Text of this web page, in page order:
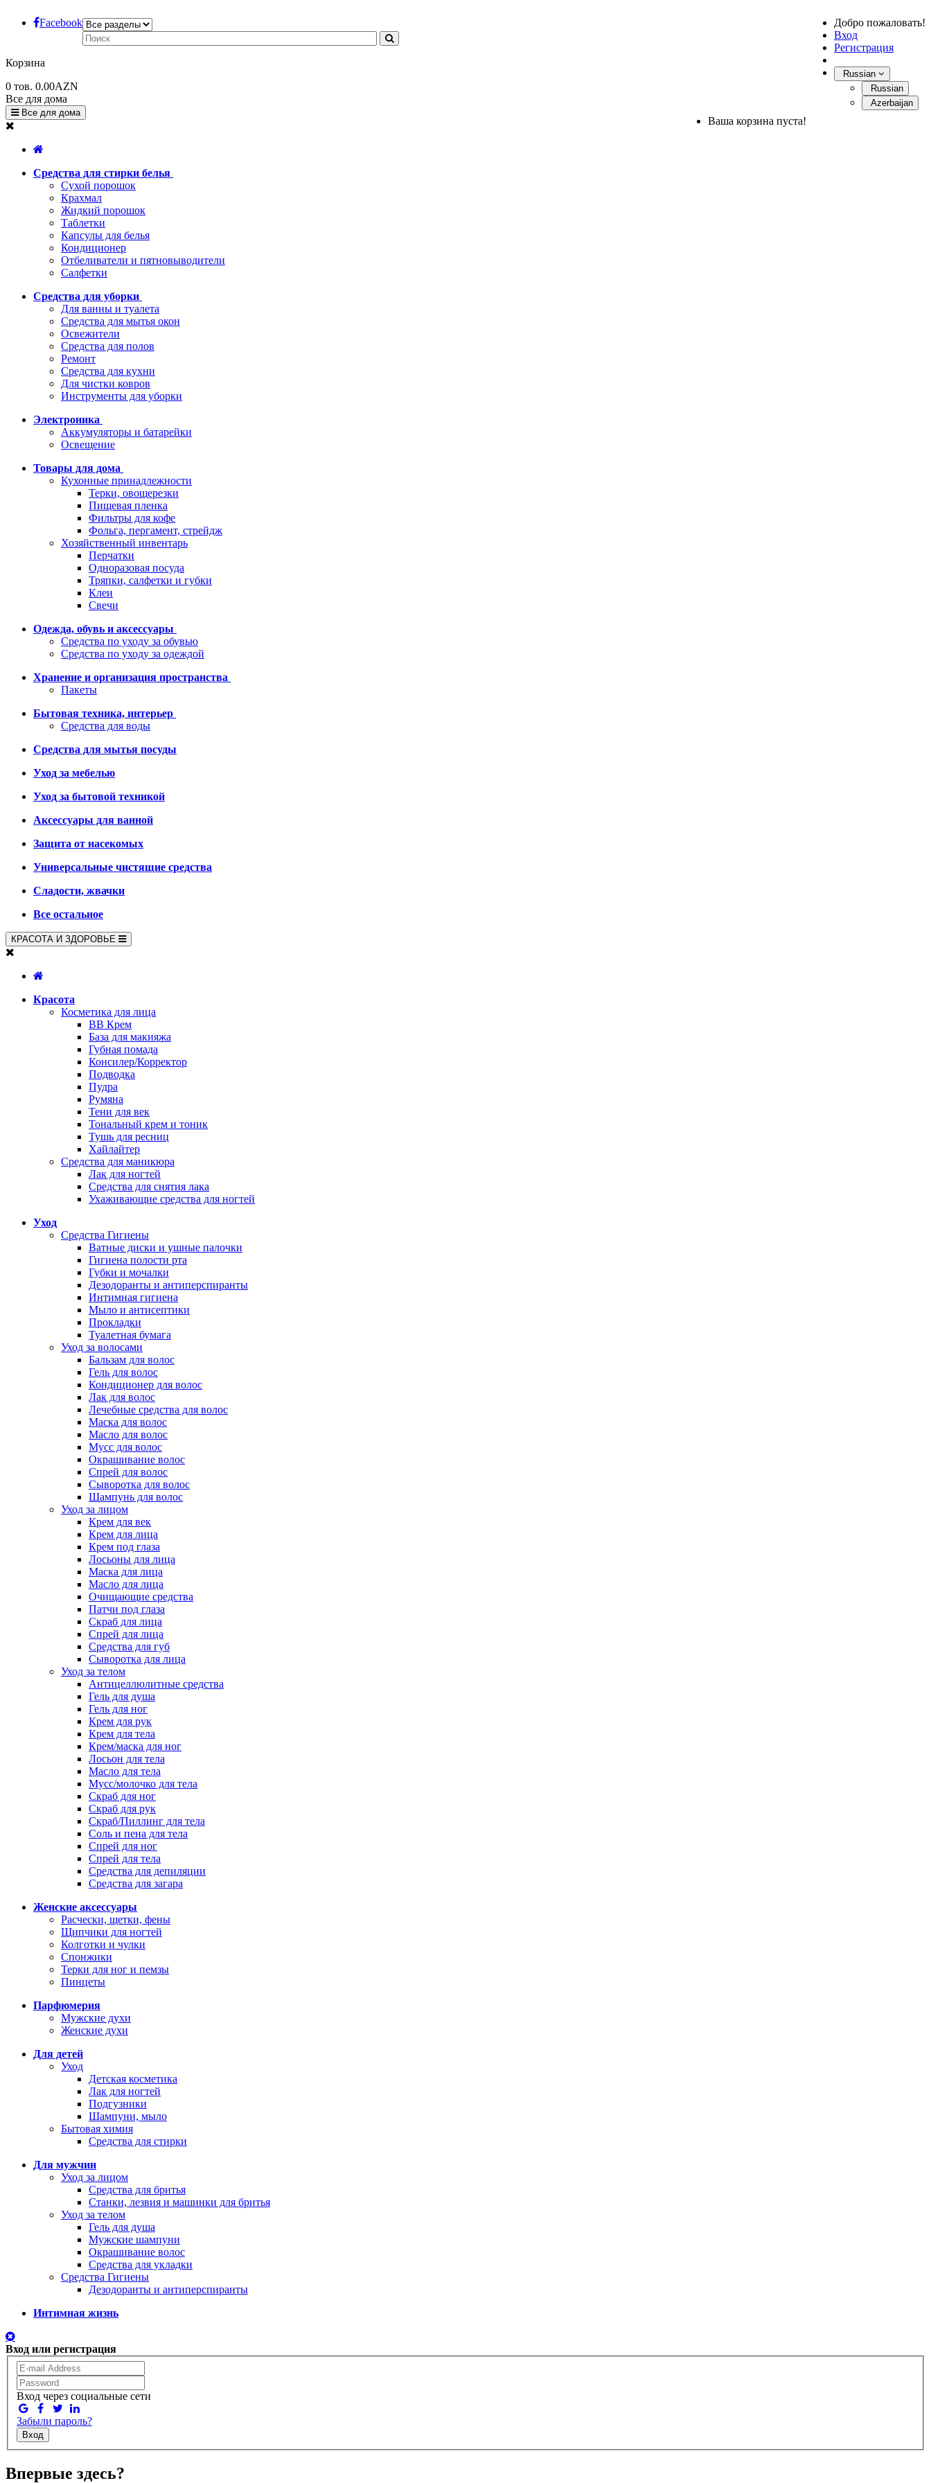
Facebook
Добро пожаловать!
Вход
Регистрация
Russian
Russian
Azerbaijan
Корзина
0 тов. 0.00AZN
Ваша корзина пуста!
Все для дома
Все для дома
Средства для стирки белья
Сухой порошок
Крахмал
Жидкий порошок
Таблетки
Капсулы для белья
Кондиционер
Отбеливатели и пятновыводители
Салфетки
Средства для уборки
Для ванны и туалета
Средства для мытья окон
Освежители
Средства для полов
Ремонт
Средства для кухни
Для чистки ковров
Инструменты для уборки
Электроника
Аккумуляторы и батарейки
Освещение
Товары для дома
Кухонные принадлежности
Терки, овощерезки
Пищевая пленка
Фильтры для кофе
Фольга, пергамент, стрейдж
Хозяйственный инвентарь
Перчатки
Одноразовая посуда
Тряпки, салфетки и губки
Клеи
Свечи
Одежда, обувь и аксессуары
Средства по уходу за обувью
Средства по уходу за одеждой
Хранение и организация пространства
Пакеты
Бытовая техника, интерьер
Средства для воды
Средства для мытья посуды
Уход за мебелью
Уход за бытовой техникой
Аксессуары для ванной
Защита от насекомых
Универсальные чистящие средства
Сладости, жвачки
Все остальное
КРАСОТА И ЗДОРОВЬЕ
Красота
Косметика для лица
BB Крем
База для макияжа
Губная помада
Консилер/Корректор
Подводка
Пудра
Румяна
Тени для век
Тональный крем и тоник
Тушь для ресниц
Хайлайтер
Средства для маникюра
Лак для ногтей
Средства для снятия лака
Ухаживающие средства для ногтей
Уход
Средства Гигиены
Ватные диски и ушные палочки
Гигиена полости рта
Губки и мочалки
Дезодоранты и антиперспиранты
Интимная гигиена
Мыло и антисептики
Прокладки
Туалетная бумага
Уход за волосами
Бальзам для волос
Гель для волос
Кондиционер для волос
Лак для волос
Лечебные средства для волос
Маска для волос
Масло для волос
Мусс для волос
Окрашивание волос
Спрей для волос
Сыворотка для волос
Шампунь для волос
Уход за лицом
Крем для век
Крем для лица
Крем под глаза
Лосьоны для лица
Маска для лица
Масло для лица
Очищающие средства
Патчи под глаза
Скраб для лица
Спрей для лица
Средства для губ
Сыворотка для лица
Уход за телом
Антицеллюлитные средства
Гель для душа
Гель для ног
Крем для рук
Крем для тела
Крем/маска для ног
Лосьон для тела
Масло для тела
Мусс/молочко для тела
Скраб для ног
Скраб для рук
Скраб/Пиллинг для тела
Соль и пена для тела
Спрей для ног
Спрей для тела
Средства для депиляции
Средства для загара
Женские аксессуары
Расчески, щетки, фены
Щипчики для ногтей
Колготки и чулки
Спонжики
Терки для ног и пемзы
Пинцеты
Парфюмерия
Мужские духи
Женские духи
Для детей
Уход
Детская косметика
Лак для ногтей
Подгузники
Шампуни, мыло
Бытовая химия
Средства для стирки
Для мужчин
Уход за лицом
Средства для бритья
Станки, лезвия и машинки для бритья
Уход за телом
Гель для душа
Мужские шампуни
Окрашивание волос
Средства для укладки
Средства Гигиены
Дезодоранты и антиперспиранты
Интимная жизнь
Вход или регистрация
Вход через социальные сети
Забыли пароль?
Вход
Впервые здесь?